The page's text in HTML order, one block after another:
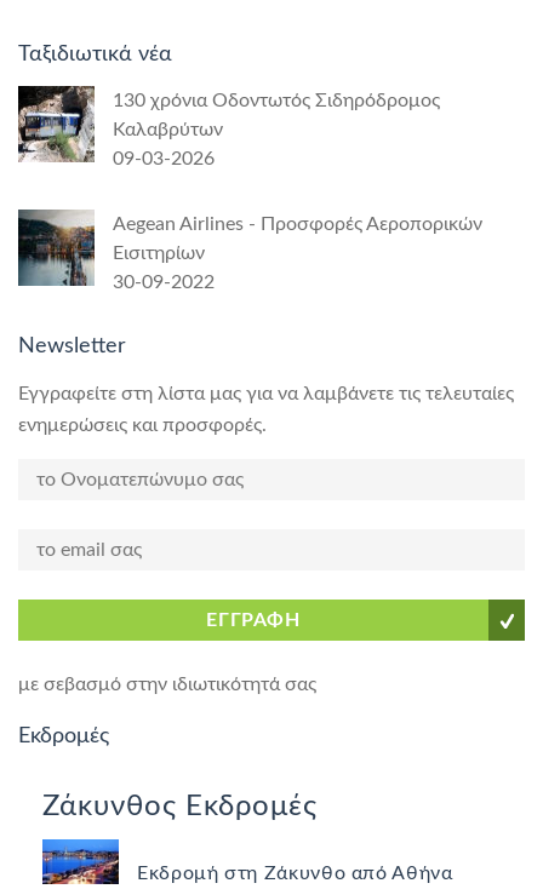
Ταξιδιωτικά νέα
130 χρόνια Οδοντωτός Σιδηρόδρομος
Καλαβρύτων
09-03-2026
Aegean Airlines - Προσφορές Αεροπορικών
Εισιτηρίων
30-09-2022
Newsletter
Εγγραφείτε στη λίστα μας για να λαμβάνετε τις τελευταίες
ενημερώσεις και προσφορές.
ΕΓΓΡΑΦΗ
με σεβασμό στην ιδιωτικότητά σας
Εκδρομές
Ζάκυνθος Εκδρομές
Εκδρομή στη Ζάκυνθο από Αθήνα